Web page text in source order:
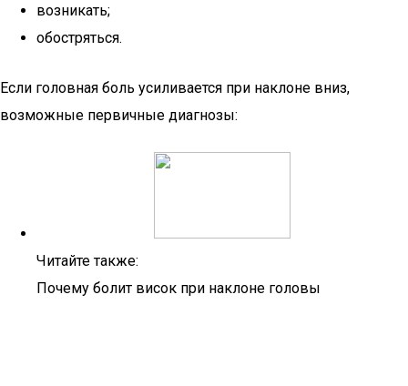
возникать;
обостряться.
Если головная боль усиливается при наклоне вниз,
возможные первичные диагнозы:
Читайте также:
Почему болит висок при наклоне головы